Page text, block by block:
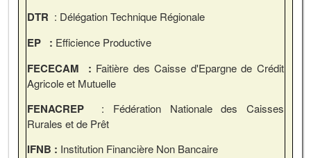
DTR : Délégation Technique Régionale
EP : Efficience Productive
FECECAM : Faitière des Caisse d'Epargne de Crédit
Agricole et Mutuelle
FENACREP: Fédération Nationale des Caisses
Rurales et de Prêt
IFNB : Institution Financière Non Bancaire